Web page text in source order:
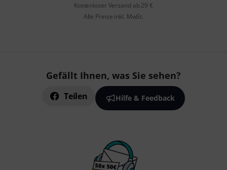
Kostenloser Versand ab 29 €
Alle Preise inkl. MwSt.
Gefällt Ihnen, was Sie sehen?
Teilen Hilfe & Feedback